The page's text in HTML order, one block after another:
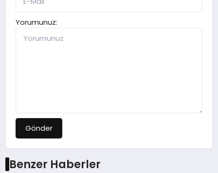
Yorumunuz:
Gönder
Benzer Haberler